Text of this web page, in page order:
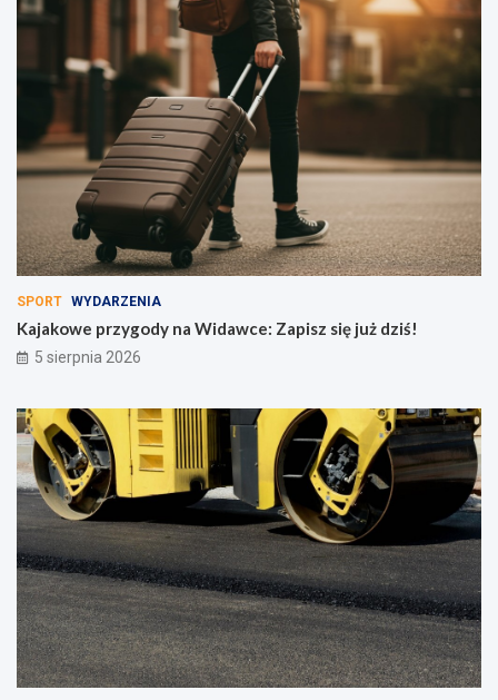
SPORT WYDARZENIA
Kajakowe przygody na Widawce: Zapisz się już dziś!
5 sierpnia 2026